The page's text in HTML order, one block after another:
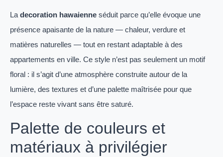
La decoration hawaienne séduit parce qu’elle évoque une
présence apaisante de la nature — chaleur, verdure et
matières naturelles — tout en restant adaptable à des
appartements en ville. Ce style n’est pas seulement un motif
floral : il s’agit d’une atmosphère construite autour de la
lumière, des textures et d’une palette maîtrisée pour que
l’espace reste vivant sans être saturé.
Palette de couleurs et
matériaux à privilégier